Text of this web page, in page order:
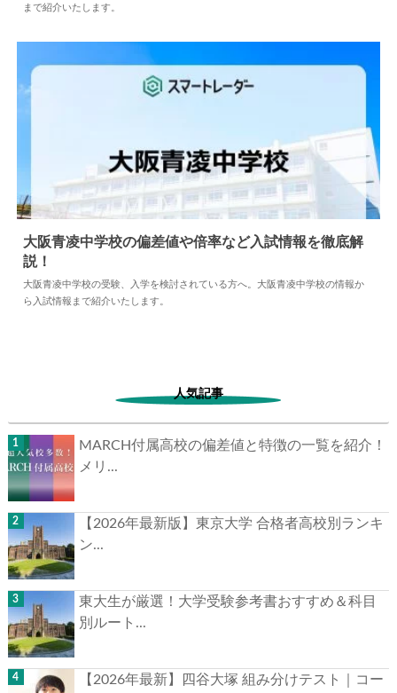
まで紹介いたします。
中学情報 2024.05.10
大阪青凌中学校の偏差値や倍率など入試情報を徹底解
説！
大阪青凌中学校の受験、入学を検討されている方へ。大阪青凌中学校の情報か
ら入試情報まで紹介いたします。
人気記事
MARCH付属高校の偏差値と特徴の一覧を紹介！
メリ...
【2026年最新版】東京大学 合格者高校別ランキ
ン...
東大生が厳選！大学受験参考書おすすめ＆科目
別ルート...
【2026年最新】四谷大塚 組み分けテスト｜コー